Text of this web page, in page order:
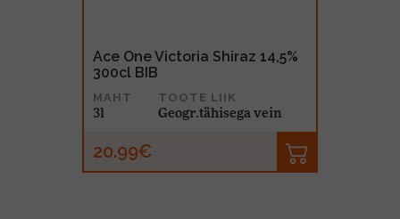
Ace One Victoria Shiraz 14,5%
300cl BIB
MAHT
3l
TOOTE LIIK
Geogr.tähisega vein
20.99€